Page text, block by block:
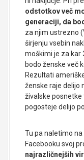
odstotkov več
generaciji, da
za njim ustrezno
širjenju vsebin
moškimi je za kar
bodo ženske več
Rezultati
ženske raje delijo
živalske
pogosteje delijo
Tu pa naletimo
Facebooku svoj
najrazličnejših